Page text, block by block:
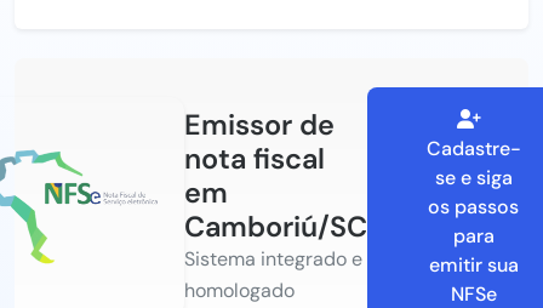
Emissor de
nota fiscal
em
Camboriú/SC
Sistema integrado e
homologado
Cadastre-
se e siga
os passos
para
emitir sua
NFSe